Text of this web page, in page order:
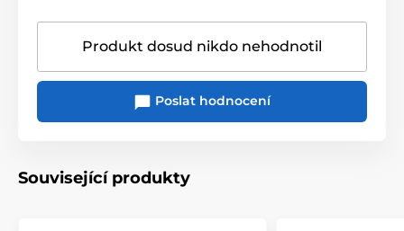
Produkt dosud nikdo nehodnotil
Poslat hodnocení
Související produkty